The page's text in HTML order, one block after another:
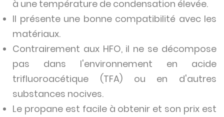
à une température de condensation élevée.
Il présente une bonne compatibilité avec les
matériaux.
Contrairement aux HFO, il ne se décompose
pas dans l'environnement en acide
trifluoroacétique (TFA) ou en d'autres
substances nocives.
Le propane est facile à obtenir et son prix est